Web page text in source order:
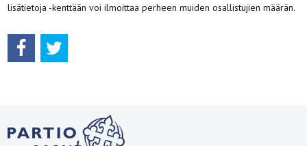
lisätietoja -kenttään voi ilmoittaa perheen muiden osallistujien määrän.